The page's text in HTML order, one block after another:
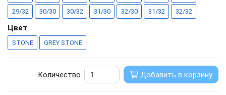
29/32
30/30 30/32 31/30 32/30 31/32 32/32
Цвет
STONE GREY STONE
Количество Добавить в корзину